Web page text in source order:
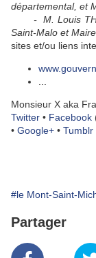
départemental, et
- M. Louis
Saint-Malo et
sites et/ou liens
Monsieur X aka
Twitter • Facebook
• Google+ • Tumblr
#le Mont-Saint-
Partager